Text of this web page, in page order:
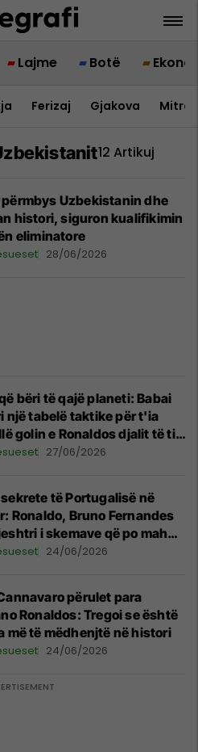
Lajme Botë
Ferizaj Gjakova
12 Artikuj
përmbys Uzbekistanin dhe
histori, siguron kualifikimin
eliminatore
28/06/2026
bëri të qajë planeti: Babai
një tabelë taktike për t'ia
golin e Ronaldos djalit të tij
27/06/2026
të Portugalisë në
Ronaldo, Bruno Fernandes
i skemave që po mahnit
24/06/2026
përulet para
Ronaldos: Tregoi se është
më të mëdhenjtë në histori
24/06/2026